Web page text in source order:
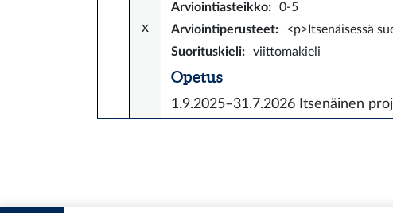
x
Arviointiasteikko:
0-5
Arviointiperusteet:
<p>Itsenäisessä
Suorituskieli: viittomakieli
Opetus
1.9.2025–31.7.2026 Itsenäinen